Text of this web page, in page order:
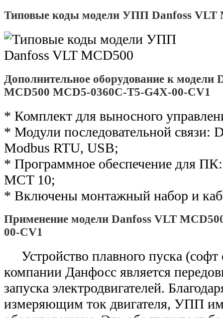
Типовые коды модели УПП Danfoss VLT
Дополнительное оборудование к модели
MCD500 MCD5-0360C-T5-G4X-00-CV1
* Комплект для выносного
* Модули последовательной связи:
Modbus RTU, USB;
* Программное обеспечение для
MCT 10;
* Включены монтажный набор и
Применение модели Danfoss VLT
00-CV1
Устройство плавного пуска (софт
компании Данфосс является
запуска электродвигателей.
измеряющим ток двигателя, УПП